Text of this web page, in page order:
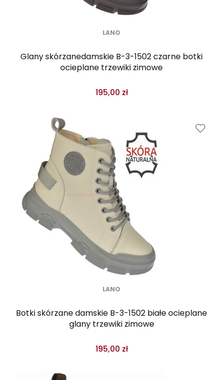
LANO
Glany skórzanedamskie B-3-1502 czarne botki
ocieplane trzewiki zimowe
195,00 zł
LANO
Botki skórzane damskie B-3-1502 białe ocieplane
glany trzewiki zimowe
195,00 zł